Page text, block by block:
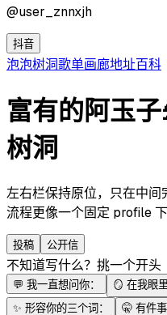
@user_znnxjh
抖音
泡泡树洞歌单画廊地址百科
富有的阿玉
树洞
左右栏保持原位，只在中间
流程更像一个固定 profile 下
投稿 公开信
不知道写什么？挑一个开头
💬 我一直想问你： 🪞 在我眼
✨ 形容你的三个词： 🤫 有件